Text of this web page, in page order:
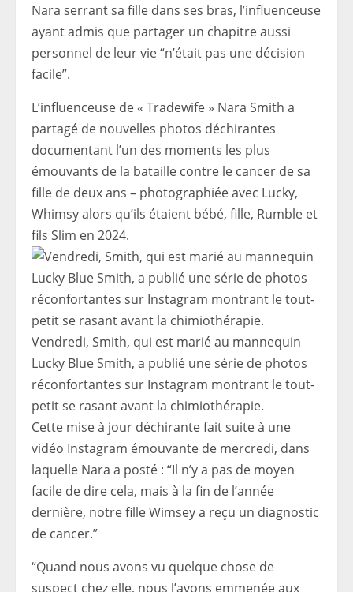
Nara serrant sa fille dans ses bras, l’influenceuse
ayant admis que partager un chapitre aussi
personnel de leur vie “n’était pas une décision
facile”.
L’influenceuse de « Tradewife » Nara Smith a
partagé de nouvelles photos déchirantes
documentant l’un des moments les plus
émouvants de la bataille contre le cancer de sa
fille de deux ans – photographiée avec Lucky,
Whimsy alors qu’ils étaient bébé, fille, Rumble et
fils Slim en 2024.
Vendredi, Smith, qui est marié au mannequin
Lucky Blue Smith, a publié une série de photos
réconfortantes sur Instagram montrant le tout-
petit se rasant avant la chimiothérapie.
Cette mise à jour déchirante fait suite à une
vidéo Instagram émouvante de mercredi, dans
laquelle Nara a posté : “Il n’y a pas de moyen
facile de dire cela, mais à la fin de l’année
dernière, notre fille Wimsey a reçu un diagnostic
de cancer.”
“Quand nous avons vu quelque chose de
suspect chez elle, nous l’avons emmenée aux